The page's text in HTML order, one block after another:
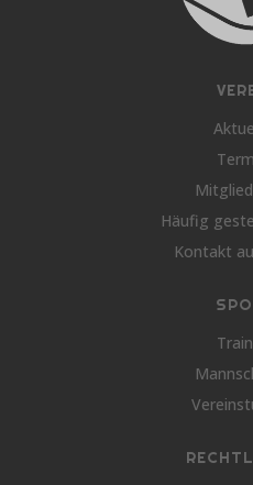
Häufig
Kontakt